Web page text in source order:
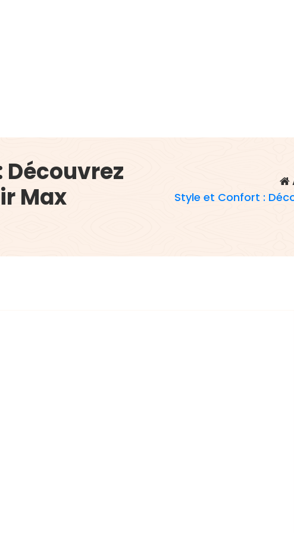
Max
Style et Confort :